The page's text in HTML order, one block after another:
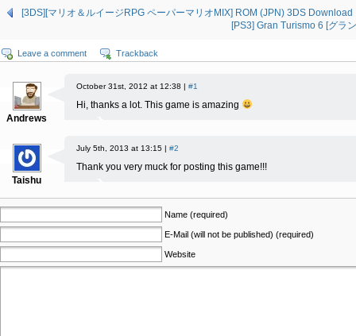
[3DS][マリオ＆ルイージRPG ペーパーマリオMIX] ROM (JPN) 3DS Download
[PS3] Gran Turismo 6 [グラ
Leave a comment Trackback
Andrews
October 31st, 2012 at 12:38 | #1
Hi, thanks a lot. This game is amazing
Taishu
July 5th, 2013 at 13:15 | #2
Thank you very muck for posting this game!!!
Name (required)
E-Mail (will not be published) (required)
Website